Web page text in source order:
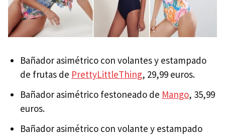
Bañador asimétrico con volantes y estampado
de frutas de PrettyLittleThing, 29,99 euros.
Bañador asimétrico festoneado de Mango, 35,99
euros.
Bañador asimétrico con volante y estampado